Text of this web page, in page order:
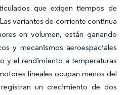
que exigen tiempos de
variantes de corriente continua
en volumen, están ganando
y mecanismos aeroespaciales
y el rendimiento a temperaturas
lineales ocupan menos del
un crecimiento de dos